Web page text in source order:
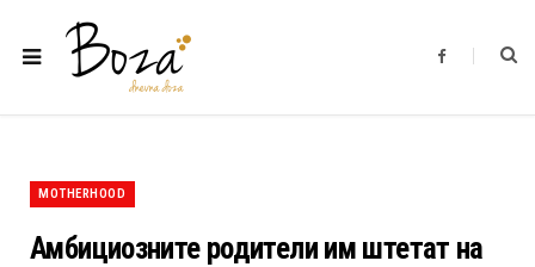
F
b
MOTHERHOOD
Амбициозните родители им штетат на